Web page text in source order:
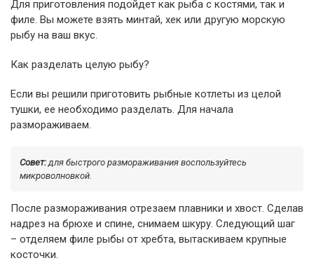
Для приготовления подойдет как рыба с костями, так и
филе. Вы можете взять минтай, хек или другую морскую
рыбу на ваш вкус.
Как разделать целую рыбу?
Если вы решили приготовить рыбные котлеты из целой
тушки, ее необходимо разделать. Для начала
размораживаем.
Совет:для быстрого размораживания воспользуйтесь
микроволновкой.
После размораживания отрезаем плавники и хвост. Сделав
надрез на брюхе и спине, снимаем шкуру. Следующий шаг
– отделяем филе рыбы от хребта, вытаскиваем крупные
косточки.